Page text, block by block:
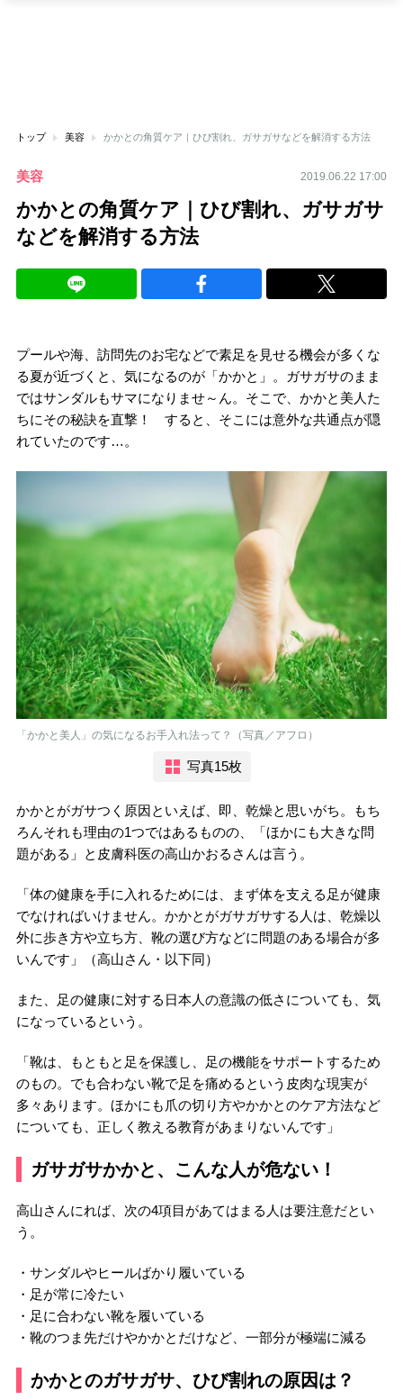
トップ 美容 かかとの角質ケア｜ひび割れ、ガサガサなどを解消する方法
美容 2019.06.22 17:00
かかとの角質ケア｜ひび割れ、ガサガサ
などを解消する方法
プールや海、訪問先のお宅などで素足を見せる機会が多くな
る夏が近づくと、気になるのが「かかと」。ガサガサのまま
ではサンダルもサマになりませ～ん。そこで、かかと美人た
ちにその秘訣を直撃！ すると、そこには意外な共通点が隠
れていたのです…。
「かかと美人」の気になるお手入れ法って？（写真／アフロ）
写真15枚
かかとがガサつく原因といえば、即、乾燥と思いがち。もち
ろんそれも理由の1つではあるものの、「ほかにも大きな問
題がある」と皮膚科医の高山かおるさんは言う。
「体の健康を手に入れるためには、まず体を支える足が健康
でなければいけません。かかとがガサガサする人は、乾燥以
外に歩き方や立ち方、靴の選び方などに問題のある場合が多
いんです」（高山さん・以下同）
また、足の健康に対する日本人の意識の低さについても、気
になっているという。
「靴は、もともと足を保護し、足の機能をサポートするため
のもの。でも合わない靴で足を痛めるという皮肉な現実が
多々あります。ほかにも爪の切り方やかかとのケア方法など
についても、正しく教える教育があまりないんです」
ガサガサかかと、こんな人が危ない！
高山さんにれば、次の4項目があてはまる人は要注意だとい
う。
・サンダルやヒールばかり履いている
・足が常に冷たい
・足に合わない靴を履いている
・靴のつま先だけやかかとだけなど、一部分が極端に減る
かかとのガサガサ、ひび割れの原因は？